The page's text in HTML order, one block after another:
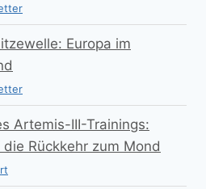
Europa im
Artemis-III-Trainings:
Rückkehr zum Mond